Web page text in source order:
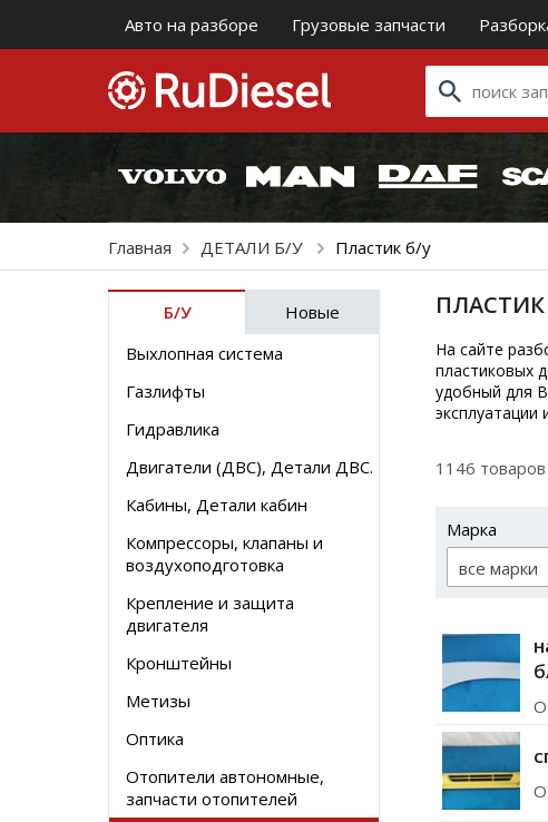
Авто на разборе Грузовые запчасти
Главная ДЕТАЛИ Б/У Пластик б/у
Б/У
Новые
Выхлопная система
Газлифты
Гидравлика
Двигатели (ДВС), Детали ДВС.
Кабины, Детали кабин
Компрессоры, клапаны и
воздухоподготовка
Крепление и защита
двигателя
Кронштейны
Метизы
Оптика
Отопители автономные,
запчасти отопителей
ПЛАСТИК
На сайте
пластиковых
удобный для
эксплуатации
1146
Марка
все марки